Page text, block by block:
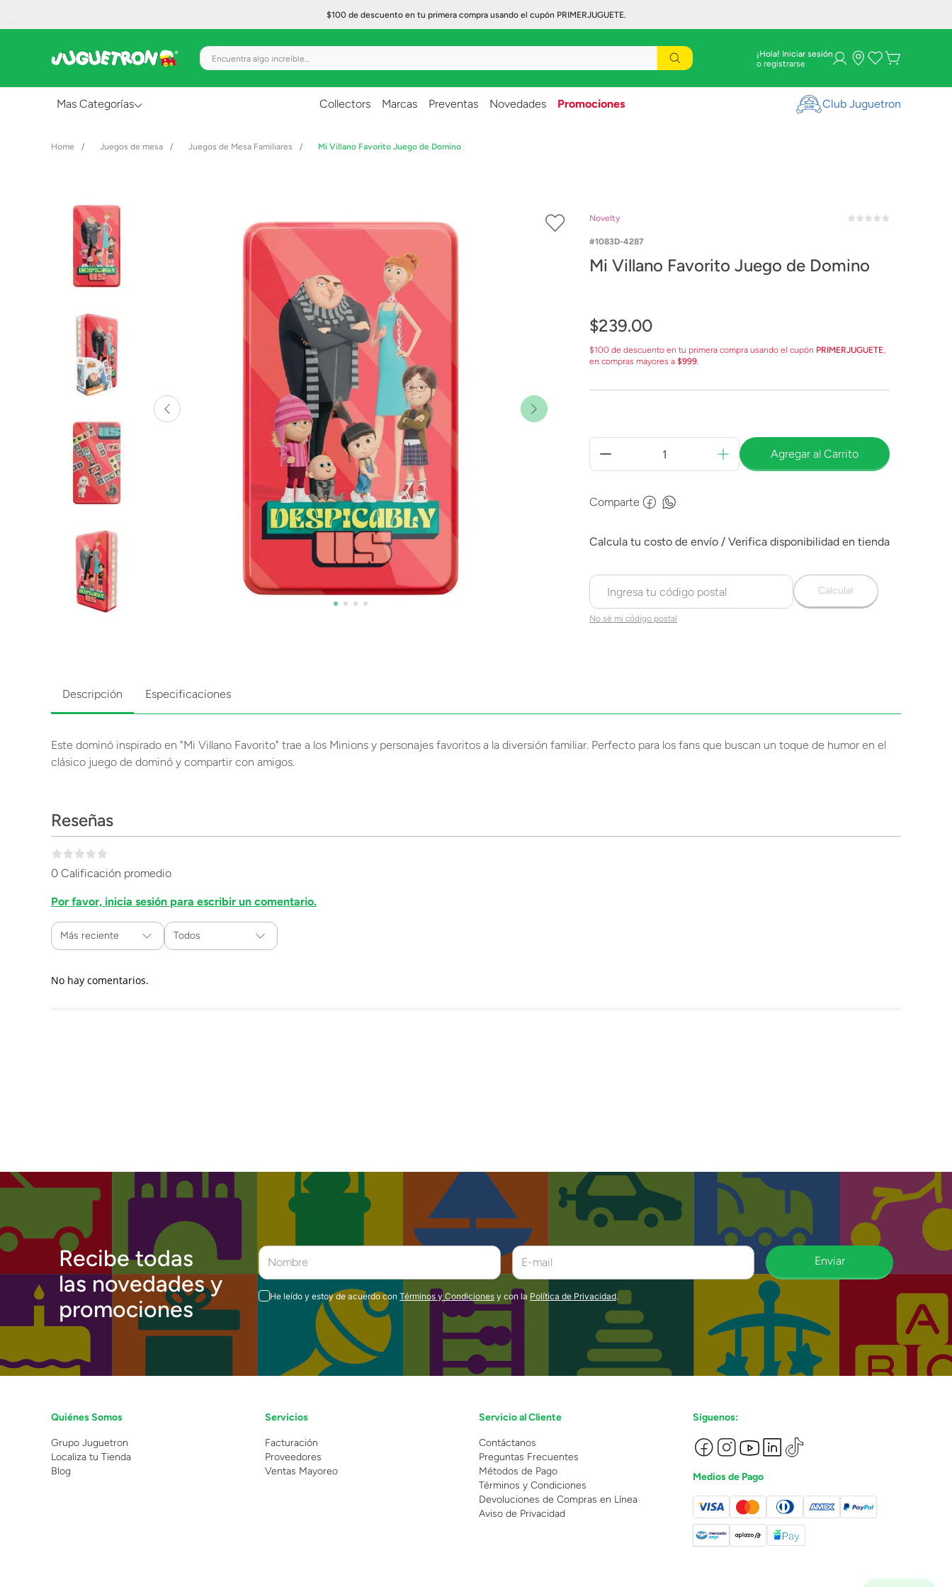
$100 de descuento en tu primera compra usando el cupón PRIMERJUGUETE.
Encuentra algo increíble... ¡Hola! Iniciar sesión
Mas Categorías
Creatividad y Arte
Figuras de Acción
Gadgets y Electrónicos
Lanzadores
Muñecas
Construcción
Vehículos y Pistas
Collectors Marcas Preventas Novedades Promociones Club Juguetron
Juegos de mesa Juegos de Mesa Familiares Mi Villano Favorito Juego de Domino
Novelty
1083D-4287
Mi Villano Favorito Juego de Domino
$239.00
$100 de descuento en tu primera compra usando el cupón PRIMERJUGUETE,
en compras mayores a $999.
Agregar al Carrito
Comparte
No sé mi código postal
Calcular
Descripción Especificaciones
Este dominó inspirado en "Mi Villano Favorito" trae a los Minions y personajes favoritos a la diversión familiar. Perfecto para los fans que buscan un toque de humor en el
clásico juego de dominó y compartir con amigos.
Reseñas
0 Calificación promedio
Por favor, inicia sesión para escribir un comentario.
Más reciente Todos
No hay comentarios.
Recibe todas
las novedades y
promociones
Enviar
He leído y estoy de acuerdo con Términos y Condiciones y con la Política de Privacidad.
Quiénes Somos
Grupo Juguetron
Localiza tu Tienda
Blog
Servicios
Facturación
Proveedores
Ventas Mayoreo
Servicio al Cliente
Contáctanos
Preguntas Frecuentes
Métodos de Pago
Términos y Condiciones
Devoluciones de Compras en Línea
Aviso de Privacidad
Síguenos:
Medios de Pago